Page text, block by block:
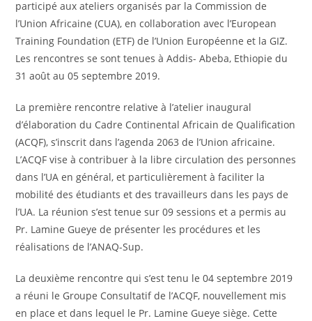
participé aux ateliers organisés par la Commission de
l’Union Africaine (CUA), en collaboration avec l’European
Training Foundation (ETF) de l’Union Européenne et la GIZ.
Les rencontres se sont tenues à Addis- Abeba, Ethiopie du
31 août au 05 septembre 2019.
La première rencontre relative à l’atelier inaugural
d’élaboration du Cadre Continental Africain de Qualification
(ACQF), s’inscrit dans l’agenda 2063 de l’Union africaine.
L’ACQF vise à contribuer à la libre circulation des personnes
dans l’UA en général, et particulièrement à faciliter la
mobilité des étudiants et des travailleurs dans les pays de
l’UA. La réunion s’est tenue sur 09 sessions et a permis au
Pr. Lamine Gueye de présenter les procédures et les
réalisations de l’ANAQ-Sup.
La deuxième rencontre qui s’est tenu le 04 septembre 2019
a réuni le Groupe Consultatif de l’ACQF, nouvellement mis
en place et dans lequel le Pr. Lamine Gueye siège. Cette